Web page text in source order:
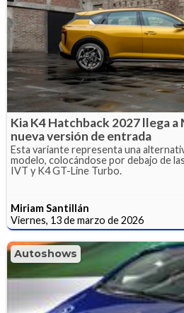
Kia K4 Hatchback 2027 llega a
nueva versión de entrada
Esta variante representa una
modelo, colocándose por debajo de
IVT y K4 GT-Line Turbo.
Miriam Santillán
Viernes, 13 de marzo de 2026
Autoshows